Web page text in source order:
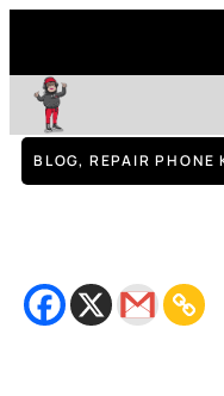
BLOG, REPAIR PHONE